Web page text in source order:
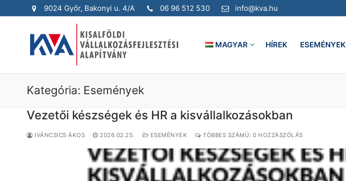
a
9024 Győr, Bakonyi u. 4/A 06 96 512 530 info@kva.hu
MAGYAR HÍREK ESEMÉNYEK
Kategória: Események
Vezetői készségek és HR a kisvállalkozásokban
IVÁNCSICS ÁKOS 2026.02.25. ESEMÉNYEK TÖBBES SZÁMÚ: 0 HOZZÁSZÓLÁS